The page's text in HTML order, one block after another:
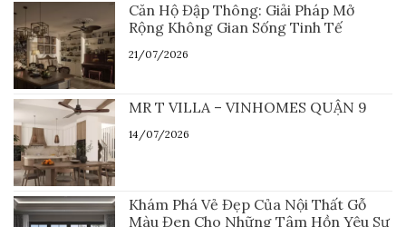
Căn Hộ Đập Thông: Giải Pháp Mở
Rộng Không Gian Sống Tinh Tế
21/07/2026
MR T VILLA – VINHOMES QUẬN 9
14/07/2026
Khám Phá Vẻ Đẹp Của Nội Thất Gỗ
Màu Đen Cho Những Tâm Hồn Yêu Sự